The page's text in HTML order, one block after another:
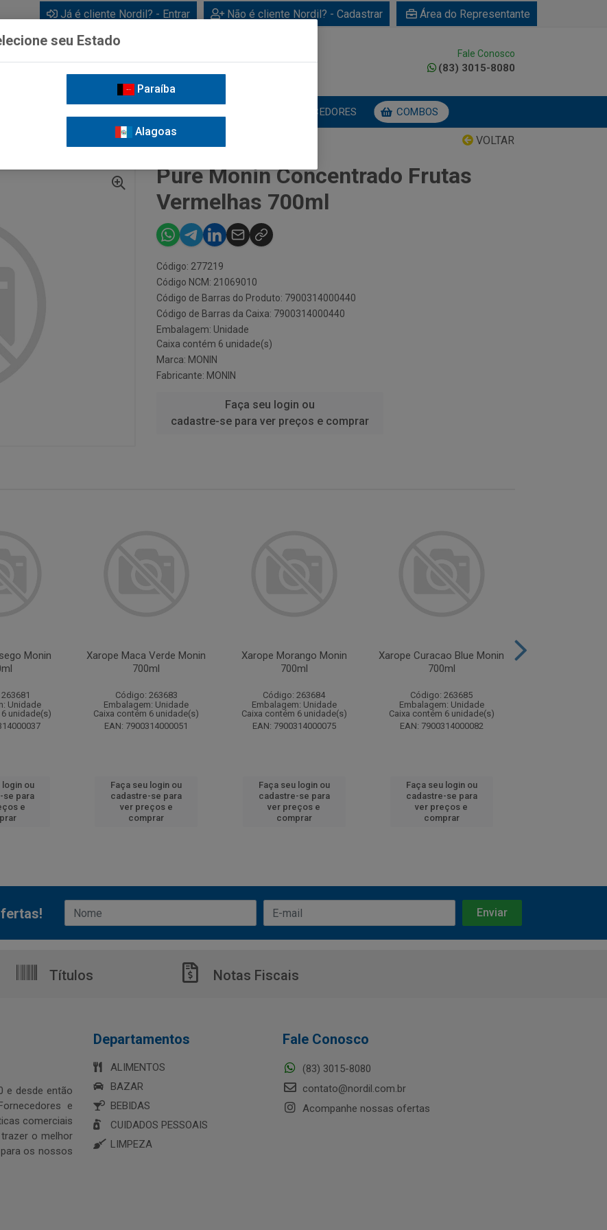
Já é cliente Nordil? - Entrar Não é cliente Nordil? - Cadastrar Área do Representante
Fale Conosco
(83) 3015-8080
FORNECEDORES COMBOS
VOLTAR
FRUTAS VERMELHAS 700ML
Pure Monin Concentrado Frutas
Vermelhas 700ml
Código: 277219
Código NCM: 21069010
Código de Barras do Produto: 7900314000440
Código de Barras da Caixa: 7900314000440
Embalagem: Unidade
Caixa contém 6 unidade(s)
Marca: MONIN
Fabricante: MONIN
Faça seu login ou
cadastre-se para ver preços e comprar
Monin
Unidade
unidade(s)
login ou
se para
e
Xarope Maca Verde Monin
700ml
Código: 263683
Embalagem: Unidade
Caixa contém 6 unidade(s)
EAN: 7900314000051
Faça seu login ou
cadastre-se para
ver preços e
comprar
Xarope Morango Monin
700ml
Código: 263684
Embalagem: Unidade
Caixa contém 6 unidade(s)
EAN: 7900314000075
Faça seu login ou
cadastre-se para
ver preços e
comprar
Xarope Curacao Blue Monin
700ml
Código: 263685
Embalagem: Unidade
Caixa contém 6 unidade(s)
EAN: 7900314000082
Faça seu login ou
cadastre-se para
ver preços e
comprar
Títulos Notas Fiscais
e desde então
e
comerciais
o melhor
os nossos
Departamentos
ALIMENTOS
BAZAR
BEBIDAS
CUIDADOS PESSOAIS
LIMPEZA
Fale Conosco
(83) 3015-8080
contato@nordil.com.br
Acompanhe nossas ofertas
seu Estado
Paraíba
Alagoas